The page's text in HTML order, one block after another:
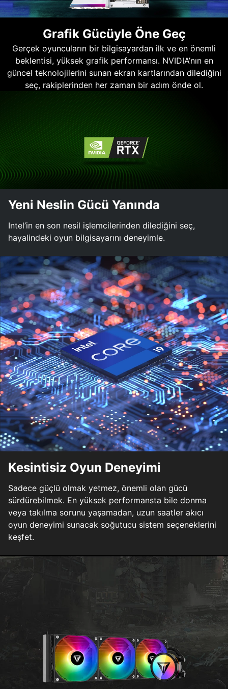
Grafik Gücüyle Öne Geç
Gerçek oyuncuların bir bilgisayardan ilk ve en önemli
beklentisi, yüksek grafik performansı. NVIDIA’nın en
güncel teknolojilerini sunan ekran kartlarından dilediğini
seç, rakiplerinden her zaman bir adım önde ol.
Yeni Neslin Gücü Yanında
Intel’in en son nesil işlemcilerinden dilediğini seç,
hayalindeki oyun bilgisayarını deneyimle.
Kesintisiz Oyun Deneyimi
Sadece güçlü olmak yetmez, önemli olan gücü
sürdürebilmek. En yüksek performansta bile donma
veya takılma sorunu yaşamadan, uzun saatler akıcı
oyun deneyimi sunacak soğutucu sistem seçeneklerini
keşfet.